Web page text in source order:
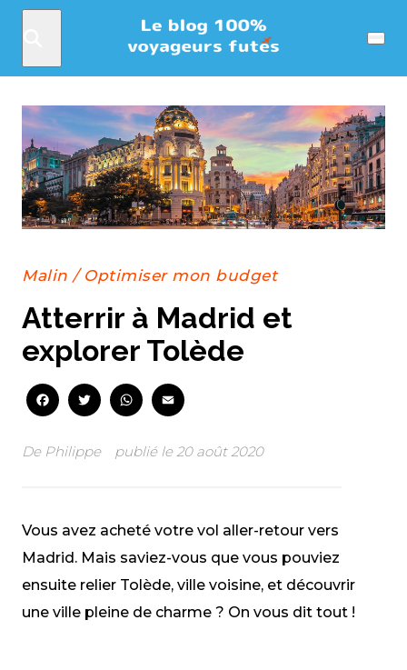
Menu
Malin / Optimiser mon budget
Atterrir à Madrid et
explorer Tolède
FacebookTwitterWhatsApp
De Philippe publié le 20 août 2020
Vous avez acheté votre vol aller-retour vers
Madrid. Mais saviez-vous que vous pouviez
ensuite relier Tolède, ville voisine, et découvrir
une ville pleine de charme ? On vous dit tout !